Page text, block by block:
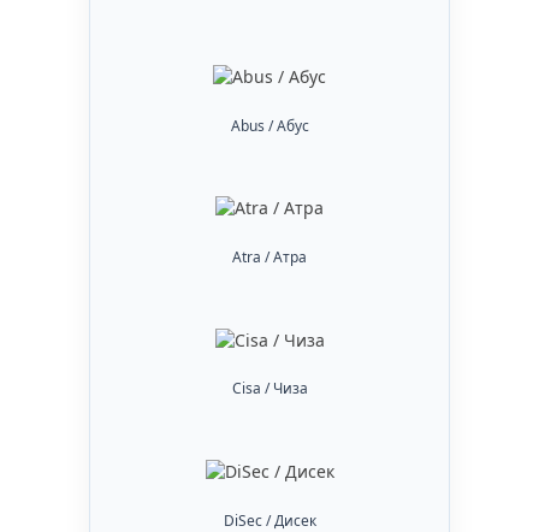
Abus / Абус
Atra / Атра
Cisa / Чиза
DiSec / Дисек